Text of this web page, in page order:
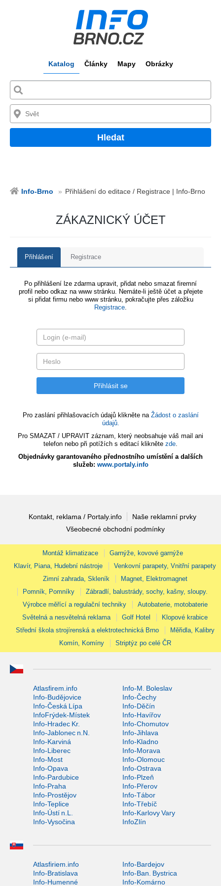
Katalog Články Mapy Obrázky
Hledat
Info-Brno Přihlášení do editace / Registrace | Info-Brno
ZÁKAZNICKÝ ÚČET
Přihlášení Registrace
Po přihlášení lze zdarma upravit, přidat nebo smazat firemní
profil nebo odkaz na www stránku. Nemáte-li ještě účet a přejete
si přidat firmu nebo www stránku, pokračujte přes záložku
Registrace.
Pro zaslání přihlašovacích údajů klikněte na Žádost o zaslání
údajů.
Pro SMAZAT / UPRAVIT záznam, který neobsahuje váš mail ani
telefon nebo při potížích s editací klikněte zde.
Objednávky garantovaného přednostního umístění a dalších
služeb: www.portaly.info
Kontakt, reklama / Portaly.info
Naše reklamní prvky
Všeobecné obchodní podmínky
Montáž klimatizace
Garnýže, kovové garnýže
Klavír, Piana, Hudební nástroje
Venkovní parapety, Vnitřní parapety
Zimní zahrada, Skleník
Magnet, Elektromagnet
Pomník, Pomníky
Zábradlí, balustrády, sochy, kašny, sloupy.
Výrobce měřící a regulační techniky
Autobaterie, motobaterie
Světelná a nesvětelná reklama
Golf Hotel
Klopové krabice
Střední škola strojírenská a elektrotechnická Brno
Měřidla, Kalibry
Komín, Komíny
Striptýz po celé ČR
Atlasfirem.info
Info-M. Boleslav
Info-Budějovice
Info-Čechy
Info-Česká Lípa
Info-Děčín
InfoFrýdek-Místek
Info-Havířov
Info-Hradec Kr.
Info-Chomutov
Info-Jablonec n.N.
Info-Jihlava
Info-Karviná
Info-Kladno
Info-Liberec
Info-Morava
Info-Most
Info-Olomouc
Info-Opava
Info-Ostrava
Info-Pardubice
Info-Plzeň
Info-Praha
Info-Přerov
Info-Prostějov
Info-Tábor
Info-Teplice
Info-Třebíč
Info-Ústí n.L.
Info-Karlovy Vary
Info-Vysočina
InfoZlín
Atlasfiriem.info
Info-Bardejov
Info-Bratislava
Info-Ban. Bystrica
Info-Humenné
Info-Komárno